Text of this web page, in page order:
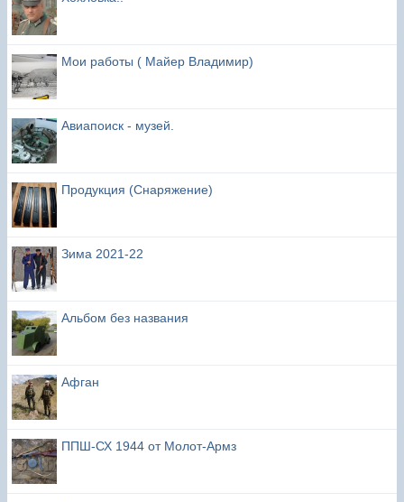
Мои работы ( Майер Владимир)
Авиапоиск - музей.
Продукция (Снаряжение)
Зима 2021-22
Альбом без названия
Афган
ППШ-СХ 1944 от Молот-Армз